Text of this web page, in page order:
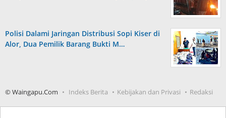
Polisi Dalami Jaringan Distribusi Sopi Kiser di
Alor, Dua Pemilik Barang Bukti M…
© Waingapu.Com Indeks Berita Kebijakan dan Privasi Redaksi